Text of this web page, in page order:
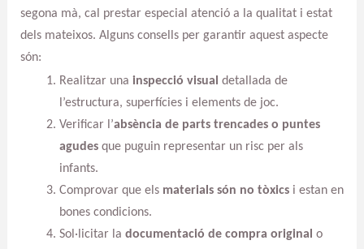
segona mà, cal prestar especial atenció a la qualitat i estat
dels mateixos. Alguns consells per garantir aquest aspecte
són:
Realitzar una inspecció visual detallada de
l’estructura, superfícies i elements de joc.
Verificar l’absència de parts trencades o puntes
agudesque puguin representar un risc per als
infants.
Comprovar que els materials són no tòxicsi estan en
bones condicions.
Sol·licitar la documentació de compra original o